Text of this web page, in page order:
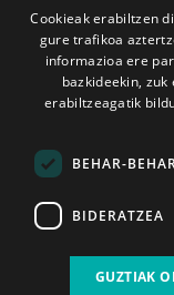
2026ko eka. 1a
Cookieak erabiltzen
gure trafikoa
informazioa ere
bazkideekin,
erabiltzeagatik
BEHAR-
BIDERATZEA
GUZTIAK